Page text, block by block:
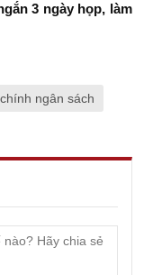
3 ngày họp, làm
ngân sách